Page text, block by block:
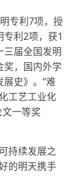
专利7项，授
专利2项，获1
三届全国发明
奖，国内外学
史》。 “难
工艺工业化
一等奖
持续发展之
的明天携手